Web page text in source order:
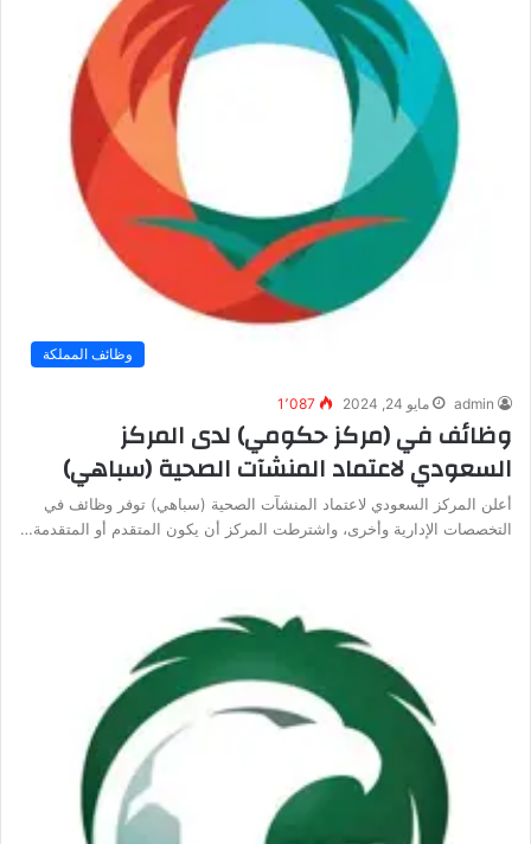
وظائف المملكة
admin مايو 24, 2024 1٬087
وظائف في (مركز حكومي) لدى المركز
السعودي لاعتماد المنشآت الصحية (سباهي)
أعلن المركز السعودي لاعتماد المنشآت الصحية (سباهي) توفر وظائف في
التخصصات الإدارية وأخرى، واشترطت المركز أن يكون المتقدم أو المتقدمة…